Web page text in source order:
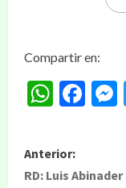
Compartir en:
Anterior:
RD: Luis